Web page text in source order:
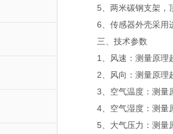
5、两米碳钢支架，
6、传感器外壳采用
三、技术参数
1、风速：测量原理
2、风向：测量原理
3、空气温度：测量
4、空气湿度：测量
5、大气压力：测量